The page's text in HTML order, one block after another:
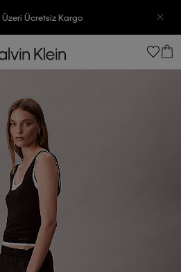
Üzeri Ücretsiz Kargo
6 Taksit İmkanı